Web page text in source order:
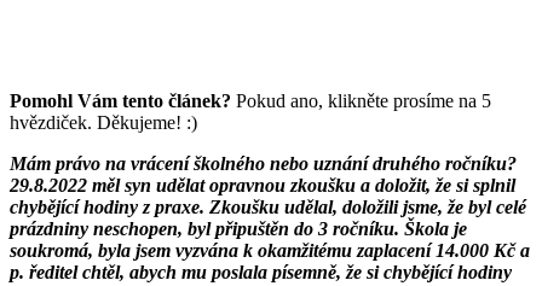
Pomohl Vám tento článek? Pokud ano, klikněte prosíme na 5
hvězdiček. Děkujeme! :)
Mám právo na vrácení školného nebo uznání druhého ročníku?
29.8.2022 měl syn udělat opravnou zkoušku a doložit, že si splnil
chybějící hodiny z praxe. Zkoušku udělal, doložili jsme, že byl celé
prázdniny neschopen, byl připuštěn do 3 ročníku. Škola je
soukromá, byla jsem vyzvána k okamžitému zaplacení 14.000 Kč a
p. ředitel chtěl, abych mu poslala písemně, že si chybějící hodiny